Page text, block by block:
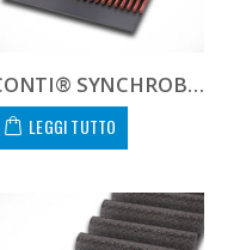
CONTI® SYNCHROBELT 1150H100
LEGGI TUTTO